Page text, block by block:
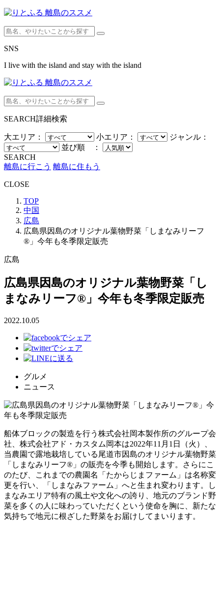
SNS
I live with the island and stay with the island
SEARCH詳細検索
大エリア： 小エリア：
ジャンル：
並び順 ：
SEARCH
離島に行こう 離島に住もう
CLOSE
TOP
中国
広島
広島県因島のオリジナル葉物野菜「しまなみリーフ
®」今年も冬季限定販売
広島
広島県因島のオリジナル葉物野菜「し
まなみリーフ®」今年も冬季限定販売
2022.10.05
グルメ
ニュース
船体ブロックの製造を行う株式会社岡本製作所のグループ会
社、株式会社アド・カスタム岡本は2022年11月1日（火）、
当農園で露地栽培している尾道市因島のオリジナル葉物野菜
「しまなみリーフ®」の販売を今季も開始します。さらにこ
のたび、これまでの農園名「たからじまファーム」は名称変
更を行い、「しまなみファーム」へと生まれ変わります。し
まなみエリア特有の風土や文化への誇り、地元のブランド野
菜を多くの人に味わっていただくという使命を胸に、新たな
気持ちで地元に根ざした野菜をお届けしてまいります。